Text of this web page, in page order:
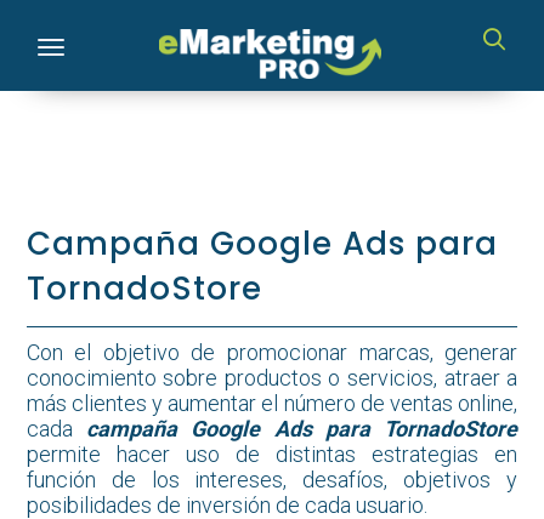
Toggle navigation
Campaña Google Ads para
TornadoStore
Con el objetivo de promocionar marcas, generar
conocimiento sobre productos o servicios, atraer a
más clientes y aumentar el número de ventas online,
cada campaña Google Ads para TornadoStore
permite hacer uso de distintas estrategias en
función de los intereses, desafíos, objetivos y
posibilidades de inversión de cada usuario.